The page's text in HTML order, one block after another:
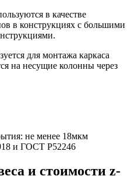
в качестве
в конструкциях с большими
для монтажа каркаса
на несущие колонны через
не менее 18мкм
и ГОСТ Р52246
и стоимости z-